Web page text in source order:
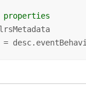
properties